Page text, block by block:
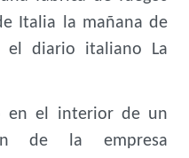
Italia la mañana de
el diario italiano La
en el interior de un
de la empresa